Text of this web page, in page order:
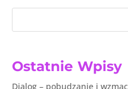
Ostatnie Wpisy
Dialog – pobudzanie i